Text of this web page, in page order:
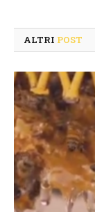
ALTRI POST